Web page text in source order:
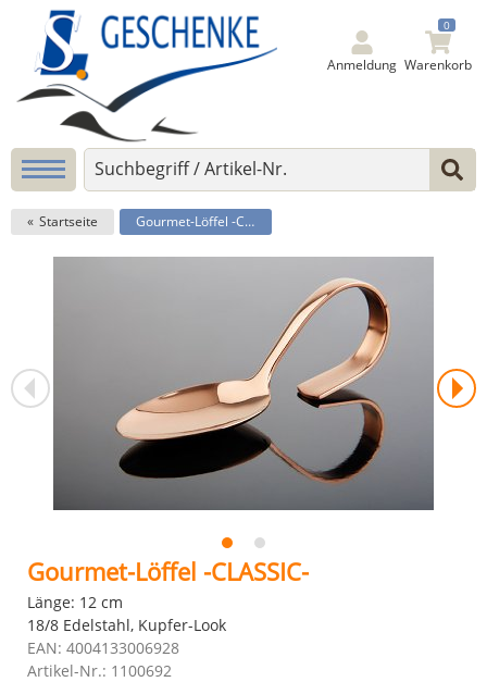
Anmeldung
0
Warenkorb
Startseite Gourmet-Löffel -CLASSIC-
Gourmet-Löffel -CLASSIC-
Länge: 12 cm
18/8 Edelstahl, Kupfer-Look
EAN: 4004133006928
Artikel-Nr.: 1100692